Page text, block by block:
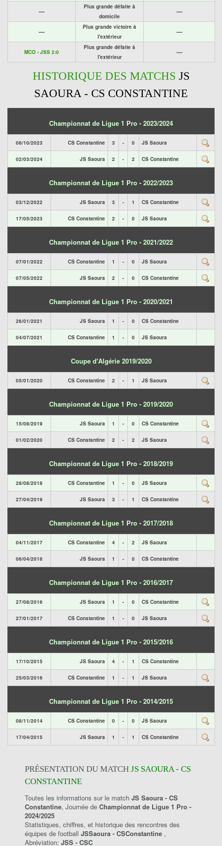
----
Plus grande défaite à
domicile
----
----
Plus grande victoire à
l'extérieur
----
MCO - JSS 2:0
Plus grande défaite à
l'extérieur
----
HISTORIQUE DES MATCHS JS
SAOURA - CS CONSTANTINE
Championnat de Ligue 1 Pro - 2023/2024
06/10/2023 CS Constantine 3 - 0 JS Saoura
02/03/2024 JS Saoura 2 - 2 CS Constantine
Championnat de Ligue 1 Pro - 2022/2023
03/12/2022 JS Saoura 3 - 1 CS Constantine
17/05/2023 CS Constantine 2 - 0 JS Saoura
Championnat de Ligue 1 Pro - 2021/2022
07/01/2022 CS Constantine 1 - 0 JS Saoura
07/05/2022 JS Saoura 2 - 0 CS Constantine
Championnat de Ligue 1 Pro - 2020/2021
26/01/2021 JS Saoura 1 - 0 CS Constantine
04/07/2021 CS Constantine 1 - 0 JS Saoura
Coupe d'Algérie 2019/2020
05/01/2020 CS Constantine 2 - 1 JS Saoura
Championnat de Ligue 1 Pro - 2019/2020
15/08/2019 JS Saoura 1 - 0 CS Constantine
01/02/2020 CS Constantine 2 - 2 JS Saoura
Championnat de Ligue 1 Pro - 2018/2019
28/08/2018 CS Constantine 1 - 0 JS Saoura
27/04/2019 JS Saoura 3 - 1 CS Constantine
Championnat de Ligue 1 Pro - 2017/2018
04/11/2017 CS Constantine 4 - 2 JS Saoura
06/04/2018 JS Saoura 1 - 0 CS Constantine
Championnat de Ligue 1 Pro - 2016/2017
27/08/2016 JS Saoura 1 - 0 CS Constantine
27/01/2017 CS Constantine 1 - 0 JS Saoura
Championnat de Ligue 1 Pro - 2015/2016
17/10/2015 JS Saoura 4 - 1 CS Constantine
25/03/2016 CS Constantine 1 - 1 JS Saoura
Championnat de Ligue 1 Pro - 2014/2015
08/11/2014 CS Constantine 0 - 0 JS Saoura
17/04/2015 JS Saoura 1 - 1 CS Constantine
PRÉSENTATION DU MATCH JS SAOURA - CS
CONSTANTINE
Toutes les informations sur le match JS Saoura - CS
Constantine, Journée de Championnat de Ligue 1 Pro -
2024/2025
Statistiques, chiffres, et historique des rencontres des
équipes de football JSSaoura - CSConstantine ,
Abréviation: JSS - CSC